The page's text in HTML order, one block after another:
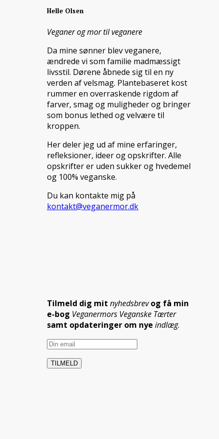
Helle Olsen
Veganer og mor til veganere
Da mine sønner blev veganere,
ændrede vi som familie madmæssigt
livsstil. Dørene åbnede sig til en ny
verden af velsmag. Plantebaseret kost
rummer en overraskende rigdom af
farver, smag og muligheder og bringer
som bonus lethed og velvære til
kroppen.
Her deler jeg ud af mine erfaringer,
refleksioner, ideer og opskrifter. Alle
opskrifter er uden sukker og hvedemel
og 100% veganske.
Du kan kontakte mig på
kontakt@veganermor.dk
Tilmeld dig mit nyhedsbrev og få min
e-bog Veganermors Veganske Tærter
samt opdateringer om nye indlæg.